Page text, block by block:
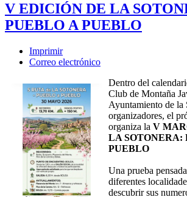
V EDICIÓN DE LA
PUEBLO A PUEBLO
Imprimir
Correo electrónico
Dentro del
Club de Montaña
Ayuntamiento de la
organizadores, el
organiza la V
LA SOTONERA:
PUEBLO
Una prueba
diferentes
descubrir sus